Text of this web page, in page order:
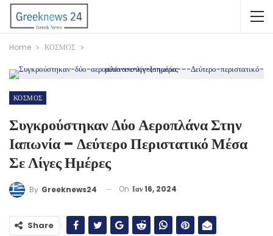
Home ΚΟΣΜΟΣ
ΚΟΣΜΟΣ
Συγκρούστηκαν Δύο Αεροπλάνα Στην
Ιαπωνία – Δεύτερο Περιστατικό Μέσα
Σε Λίγες Ημέρες
By Greeknews24 On Ιαν 16, 2024
Share